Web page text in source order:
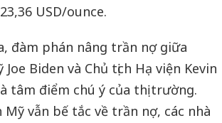
USD/ounce.
đàm phán nâng trần nợ giữa
Biden và Chủ tịch Hạ viện Kevin
tâm điểm chú ý của thị trường.
vẫn bế tắc về trần nợ, các nhà